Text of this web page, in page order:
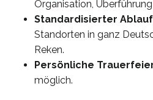
Organisation,
Standardisierter Ablauf
Standorten in ganz
Reken.
Persönliche
möglich.